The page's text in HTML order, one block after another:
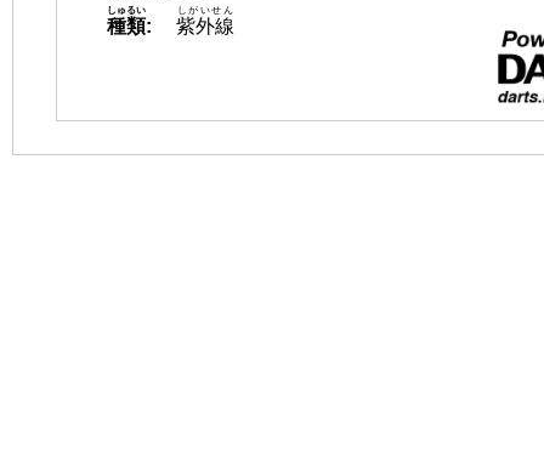
種類
しゅるい
: 紫外線
しがいせん